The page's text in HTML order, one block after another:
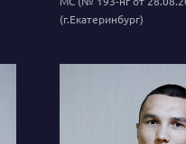
(г.Екатеринбург)